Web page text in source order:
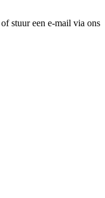
stuur een e-mail via ons